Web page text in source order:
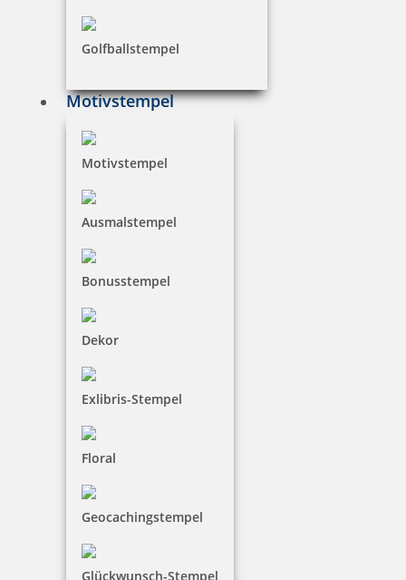
Golfballstempel
Motivstempel
Motivstempel
Ausmalstempel
Bonusstempel
Dekor
Exlibris-Stempel
Floral
Geocachingstempel
Glückwunsch-Stempel